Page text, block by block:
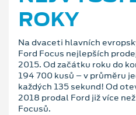
ROKY
Na dvaceti hlavních
Ford Focus nejlepších
2015. Od začátku roku do
194 700 kusů – v průměru
každých 135 sekund! Od
2018 prodal Ford již více
Focusů.